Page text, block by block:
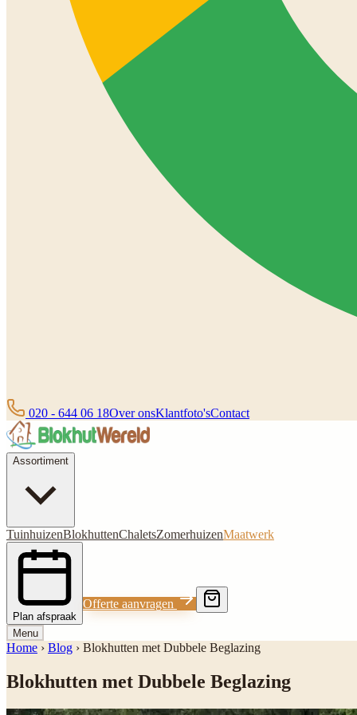
020 - 644 06 18Over onsKlantfoto'sContact
Assortiment
TuinhuizenBlokhuttenChaletsZomerhuizenMaatwerk
Plan afspraak
Offerte aanvragen
Menu
Home › Blog › Blokhutten met Dubbele Beglazing
Blokhutten met Dubbele Beglazing